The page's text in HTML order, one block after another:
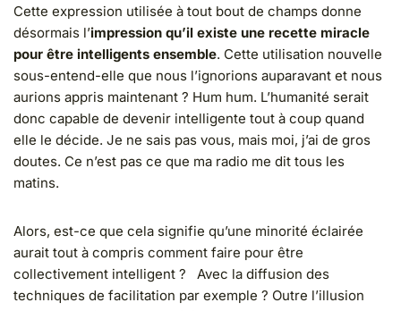
Cette expression utilisée à tout bout de champs donne
désormais l’impression qu’il existe une recette miracle
pour être intelligents ensemble. Cette utilisation nouvelle
sous-entend-elle que nous l’ignorions auparavant et nous
aurions appris maintenant ? Hum hum. L’humanité serait
donc capable de devenir intelligente tout à coup quand
elle le décide. Je ne sais pas vous, mais moi, j’ai de gros
doutes. Ce n’est pas ce que ma radio me dit tous les
matins.
Alors, est-ce que cela signifie qu’une minorité éclairée
aurait tout à compris comment faire pour être
collectivement intelligent ? Avec la diffusion des
techniques de facilitation par exemple ? Outre l’illusion